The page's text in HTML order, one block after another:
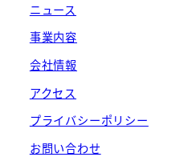
ニュース
事業内容
会社情報
アクセス
プライバシーポリシー
お問い合わせ